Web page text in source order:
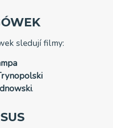
sledují filmy:
.